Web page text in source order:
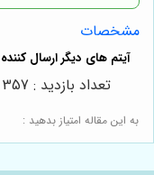
مشخصات
به این مقاله امتیاز بدهید :
تعداد بازدید : 357